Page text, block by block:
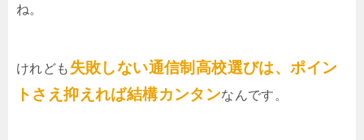
ね。
けれども 失敗しない通信制高校選びは、ポイン
トさえ抑えれば結構カンタンなんです。